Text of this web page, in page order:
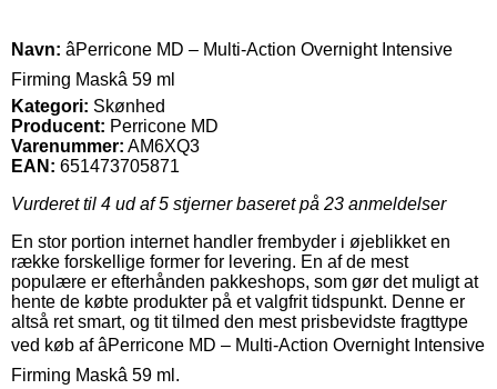
Navn: âPerricone MD – Multi-Action Overnight Intensive
Firming Maskâ 59 ml
Kategori: Skønhed
Producent: Perricone MD
Varenummer: AM6XQ3
EAN: 651473705871
Vurderet til 4 ud af 5 stjerner baseret på 23 anmeldelser
En stor portion internet handler frembyder i øjeblikket en
række forskellige former for levering. En af de mest
populære er efterhånden pakkeshops, som gør det muligt at
hente de købte produkter på et valgfrit tidspunkt. Denne er
altså ret smart, og tit tilmed den mest prisbevidste fragttype
ved køb af âPerricone MD – Multi-Action Overnight Intensive
Firming Maskâ 59 ml.